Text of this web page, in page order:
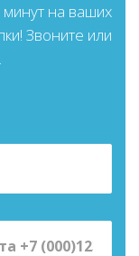
на ваших
Звоните или